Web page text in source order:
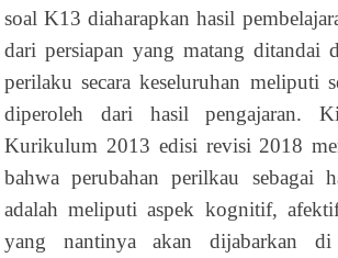
soal K13 diaharapkan hasil
dari persiapan yang matang ditandai
perilaku secara keseluruhan meliputi
diperoleh dari hasil pengajaran.
Kurikulum 2013 edisi revisi 2018
bahwa perubahan perilkau sebagai
adalah meliputi aspek kognitif,
yang nantinya akan dijabarkan di